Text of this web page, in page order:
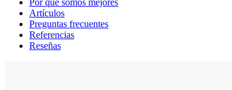
Artículos
Preguntas frecuentes
Referencias
Reseñas